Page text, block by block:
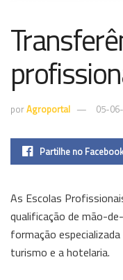
porAgroportal 05-
Partilhe no Facebook
As Escolas
qualificação de mão-
formação
turismo e a hotelaria.